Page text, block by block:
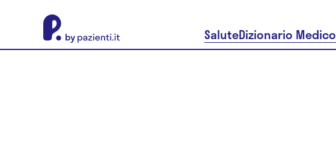
SaluteDizionario Medico